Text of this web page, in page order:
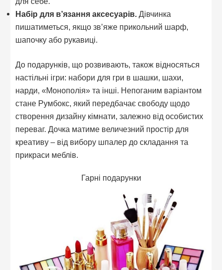
Набір для в’язання аксесуарів. Дівчинка
пишатиметься, якщо зв’яже прикольний шарф,
шапочку або рукавиці.
До подарунків, що розвивають, також відносяться
настільні ігри: набори для гри в шашки, шахи,
нарди, «Монополія» та інші. Непоганим варіантом
стане Румбокс, який передбачає свободу щодо
створення дизайну кімнати, залежно від особистих
переваг. Дочка матиме величезний простір для
креативу – від вибору шпалер до складання та
прикраси меблів.
Гарні подарунки